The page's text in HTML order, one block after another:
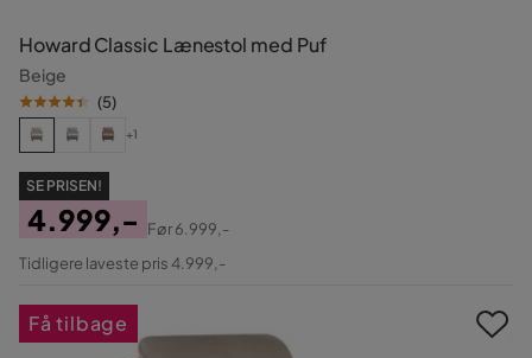
Howard Classic Lænestol med Puf
Beige
(5)
+1
SE PRISEN!
Pris
4.999,-
Original
Før6.999,-
Tidligere laveste pris 4.999,-
Få tilbage